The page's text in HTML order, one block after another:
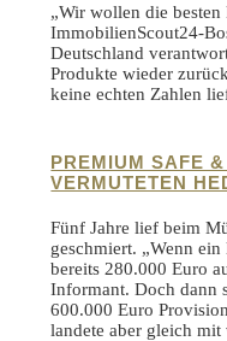
„Wir wollen die
ImmobilienScout24-
Deutschland
Produkte wieder
keine echten Zahlen
PREMIUM SAFE
VERMUTETEN
Fünf Jahre lief beim
geschmiert. „Wenn
bereits 280.000 Euro
Informant. Doch dann
600.000 Euro
landete aber gleich mit